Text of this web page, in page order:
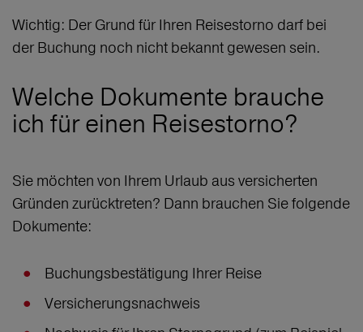
Wichtig: Der Grund für Ihren Reisestorno darf bei
der Buchung noch nicht bekannt gewesen sein.
Welche Dokumente brauche
ich für einen Reisestorno?
Sie möchten von Ihrem Urlaub aus versicherten
Gründen zurücktreten? Dann brauchen Sie folgende
Dokumente:
Buchungsbestätigung Ihrer Reise
Versicherungsnachweis